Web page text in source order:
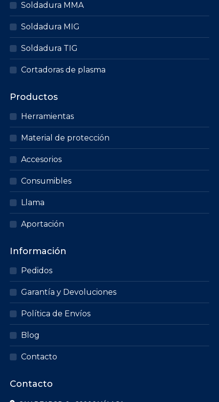
Soldadura MMA
Soldadura MIG
Soldadura TIG
Cortadoras de plasma
Productos
Herramientas
Material de protección
Accesorios
Consumibles
Llama
Aportación
Información
Pedidos
Garantía y Devoluciones
Política de Envíos
Blog
Contacto
Contacto